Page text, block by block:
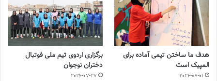
هدف ما ساختن تیمی آماده برای
المپیک است
2026-08-01
برگزاری اردوی تیم ملی فوتبال
دختران نوجوان
2026-07-27